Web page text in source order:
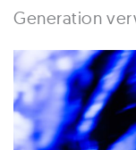
Generation